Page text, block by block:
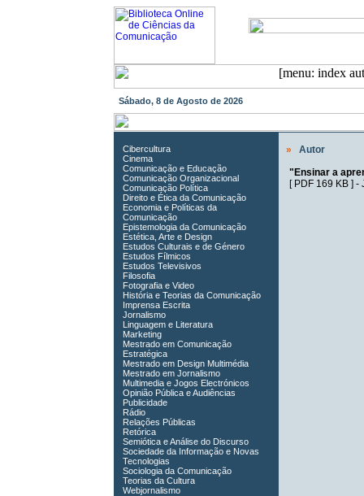
Sábado, 8 de Agosto de 2026
Cibercultura
Cinema
Comunicação e Educação
Comunicação Organizacional
Comunicação Política
Direito e Ética da Comunicação
Economia e Políticas da
Comunicação
Epistemologia da Comunicação
Estética, Arte e Design
Estudos Culturais e de Género
Estudos Fílmicos
Estudos Televisivos
Filosofia
Fotografia e Video
História e Teorias da Comunicação
Imprensa Escrita
Jornalismo
Linguagem e Literatura
Marketing
Mestrado em Comunicação
Estratégica
Mestrado em Design Multimédia
Mestrado em Jornalismo
Multimedia e Jogos Electrónicos
Opinião Pública e Audiências
Publicidade
Rádio
Relações Públicas
Retórica
Semiótica e Análise do Discurso
Sociedade da Informação e Novas
Tecnologias
Sociologia da Comunicação
Teorias da Cultura
Webjornalismo
»
Autor
"Ensinar a
[ PDF 169 KB] -